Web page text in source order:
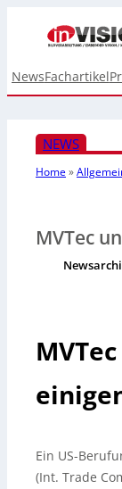
NewsFachartikel
NEWS
Home»
MVTec
Ein US-
(Int. Trade